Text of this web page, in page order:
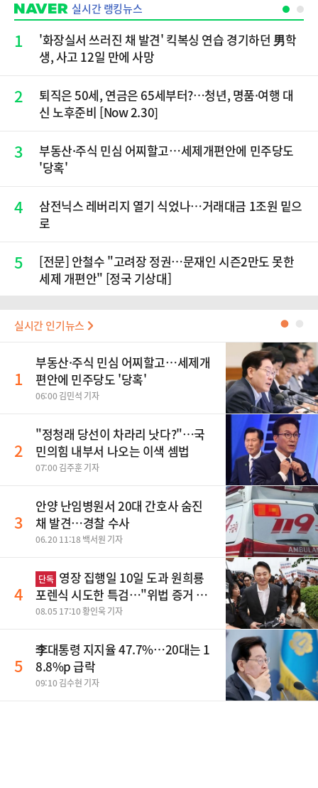
실시간 랭킹뉴스
1
'화장실서 쓰러진 채 발견' 킥복싱 연습 경기하던 男학
생, 사고 12일 만에 사망
2
퇴직은 50세, 연금은 65세부터?…청년, 명품·여행 대
신 노후준비 [Now 2.30]
3
부동산·주식 민심 어찌할고…세제개편안에 민주당도
'당혹'
4
삼전닉스 레버리지 열기 식었나…거래대금 1조원 밑으
로
5
[전문] 안철수 "고려장 정권…문재인 시즌2만도 못한
세제 개편안" [정국 기상대]
실시간 인기뉴스 ●
1
부동산·주식 민심 어찌할고…세제개
편안에 민주당도 '당혹'
06:00 김민석 기자
2
​"정청래 당선이 차라리 낫다?"…국
민의힘 내부서 나오는 이색 셈법
07:00 김주훈 기자
3
안양 난임병원서 20대 간호사 숨진
채 발견…경찰 수사
06.20 11:18 백서원 기자
4
단독 영장 집행일 10일 도과 원희룡
포렌식 시도한 특검…"위법 증거 수
집" 지적
08.05 17:10 황인욱 기자
5
李대통령 지지율 47.7%…20대는 1
8.8%p 급락
09:10 김수현 기자